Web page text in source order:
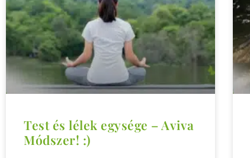
Test és lélek egysége – Aviva
Módszer! :)